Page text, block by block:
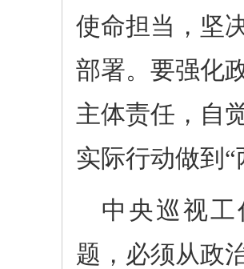
使命担当，坚
部署。要强化
主体责任，自
实际行动做到
中央巡视
题，必须从政